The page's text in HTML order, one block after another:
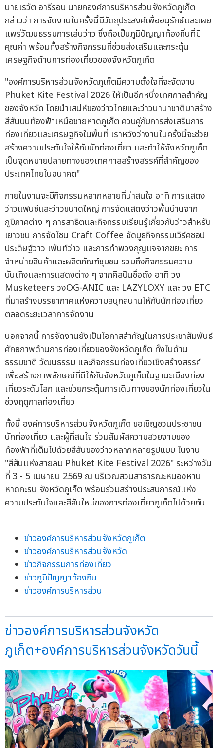
นายเรวัต อารีรอบ นายกองค์การบริหารส่วนจังหวัดภูเก็ต
กล่าวว่า การจัดงานในครั้งนี้มีวัตถุประสงค์เพื่ออนุรักษ์และเผย
แพร่วัฒนธรรมการเล่นว่าว ซึ่งถือเป็นภูมิปัญญาท้องถิ่นที่มี
คุณค่า พร้อมทั้งสร้างกิจกรรมที่ช่วยส่งเสริมและกระตุ้น
เศรษฐกิจด้านการท่องเที่ยวของจังหวัดภูเก็ต
"องค์การบริหารส่วนจังหวัดภูเก็ตมีความตั้งใจที่จะจัดงาน
Phuket Kite Festival 2026 ให้เป็นอีกหนึ่งเทศกาลสำคัญ
ของจังหวัด โดยนำเสน่ห์ของว่าวไทยและว่าวนานาชาติมาสร้าง
สีสันบนท้องฟ้าเหนือชายหาดภูเก็ต ควบคู่กับการส่งเสริมการ
ท่องเที่ยวและเศรษฐกิจในพื้นที่ เราหวังว่างานในครั้งนี้จะช่วย
สร้างความประทับใจให้กับนักท่องเที่ยว และทำให้จังหวัดภูเก็ต
เป็นจุดหมายปลายทางของเทศกาลสร้างสรรค์ที่สำคัญของ
ประเทศไทยในอนาคต"
ภายในงานจะมีกิจกรรมหลากหลายที่น่าสนใจ อาทิ การแสดง
ว่าวแฟนซีและว่าวขนาดใหญ่ การจัดแสดงว่าวพื้นบ้านจาก
ภูมิภาคต่าง ๆ การสาธิตและกิจกรรมเรียนรู้เกี่ยวกับว่าวสำหรับ
เยาวชน การจัดโซน Craft Coffee จัดบูธกิจกรรมเวิร์คชอป
ประดิษฐ์ว่าว เพ้นท์ว่าว และการทำพวงกุญแจจากขยะ การ
จำหน่ายสินค้าและผลิตภัณฑ์ชุมชน รวมถึงกิจกรรมความ
บันเทิงและการแสดงต่าง ๆ จากศิลปินชื่อดัง อาทิ วง
Musketeers วงOG-ANIC และ LAZYLOXY และ วง ETC
ที่มาสร้างบรรยากาศแห่งความสนุกสนานให้กับนักท่องเที่ยว
ตลอดระยะเวลาการจัดงาน
นอกจากนี้ การจัดงานยังเป็นโอกาสสำคัญในการประชาสัมพันธ์
ศักยภาพด้านการท่องเที่ยวของจังหวัดภูเก็ต ทั้งในด้าน
ธรรมชาติ วัฒนธรรม และกิจกรรมท่องเที่ยวเชิงสร้างสรรค์
เพื่อสร้างภาพลักษณ์ที่ดีให้กับจังหวัดภูเก็ตในฐานะเมืองท่อง
เที่ยวระดับโลก และช่วยกระตุ้นการเดินทางของนักท่องเที่ยวใน
ช่วงฤดูกาลท่องเที่ยว
ทั้งนี้ องค์การบริหารส่วนจังหวัดภูเก็ต ขอเชิญชวนประชาชน
นักท่องเที่ยว และผู้ที่สนใจ ร่วมสัมผัสความสวยงามของ
ท้องฟ้าที่เต็มไปด้วยสีสันของว่าวหลากหลายรูปแบบ ในงาน
"สีสันแห่งสายลม Phuket Kite Festival 2026" ระหว่างวัน
ที่ 3 - 5 เมษายน 2569 ณ บริเวณสวนสาธารณะหนองหาน
หาดกะรน จังหวัดภูเก็ต พร้อมร่วมสร้างประสบการณ์แห่ง
ความประทับใจและสีสันใหม่ของการท่องเที่ยวภูเก็ตไปด้วยกัน
ข่าวองค์การบริหารส่วนจังหวัดภูเก็ต
ข่าวองค์การบริหารส่วนจังหวัด
ข่าวกิจกรรมการท่องเที่ยว
ข่าวภูมิปัญญาท้องถิ่น
ข่าวองค์การบริหารส่วน
ข่าวองค์การบริหารส่วนจังหวัด
ภูเก็ต+องค์การบริหารส่วนจังหวัดวันนี้